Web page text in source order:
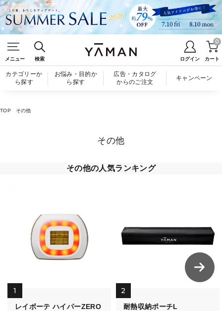
メニュー 検索 ログイン カート
0
カテゴリーか
ら探す
お悩み・目的か
ら探す
広告・カタログ
からのご注文
キャンペーン
TOP その他
その他
その他の人気ランキング
1
レイボーテ ハイパーZERO
2
耐熱収納ポーチL